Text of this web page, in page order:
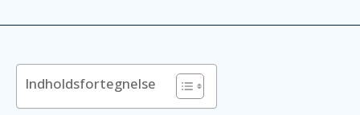
Indholdsfortegnelse